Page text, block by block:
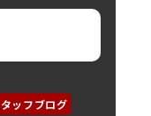
ッフブログ